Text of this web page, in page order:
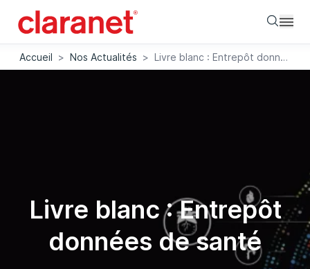
Accueil > Nos Actualités > Livre blanc : Entrepôt données de santé
Livre blanc : Entrepôt
données de santé